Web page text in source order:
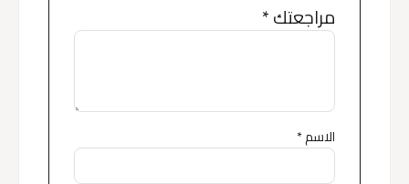
مراجعتك*
الاسم*